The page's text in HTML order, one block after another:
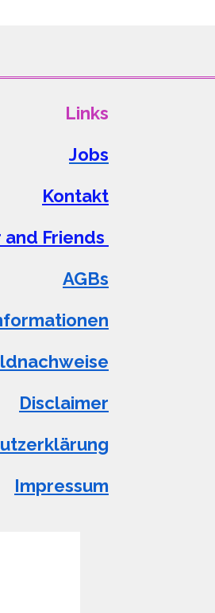
Links
Jobs
Kontakt
Friends
AGBs
Disclaimer
Impressum